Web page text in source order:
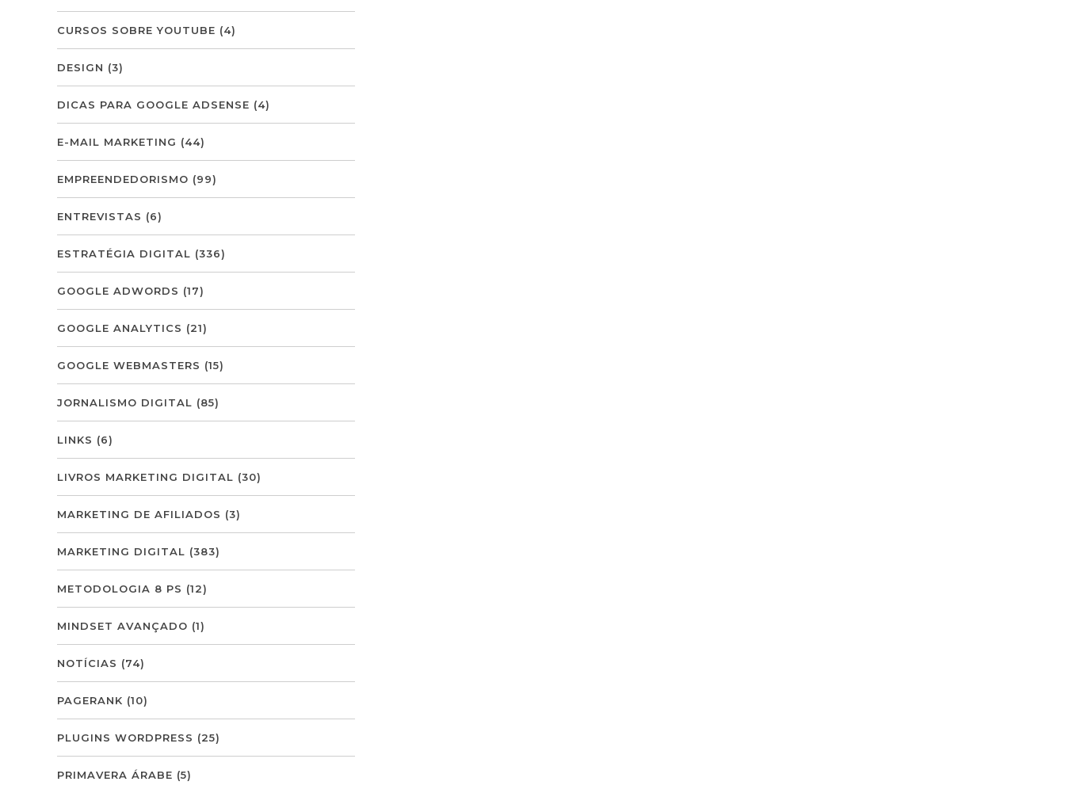
CURSOS SOBRE YOUTUBE (4)
DESIGN (3)
DICAS PARA GOOGLE ADSENSE (4)
E-MAIL MARKETING (44)
EMPREENDEDORISMO (99)
ENTREVISTAS (6)
ESTRATÉGIA DIGITAL (336)
GOOGLE ADWORDS (17)
GOOGLE ANALYTICS (21)
GOOGLE WEBMASTERS (15)
JORNALISMO DIGITAL (85)
LINKS (6)
LIVROS MARKETING DIGITAL (30)
MARKETING DE AFILIADOS (3)
MARKETING DIGITAL (383)
METODOLOGIA 8 PS (12)
MINDSET AVANÇADO (1)
NOTÍCIAS (74)
PAGERANK (10)
PLUGINS WORDPRESS (25)
PRIMAVERA ÁRABE (5)